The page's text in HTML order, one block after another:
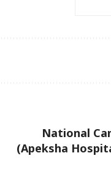
National
(Apeksha